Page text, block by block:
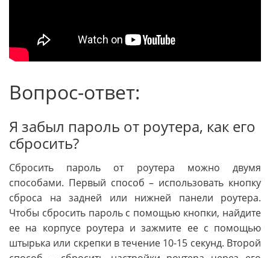
Вопрос-ответ:
Я забыл пароль от роутера, как его
сбросить?
Сбросить пароль от роутера можно двумя
способами. Первый способ – использовать кнопку
сброса на задней или нижней панели роутера.
Чтобы сбросить пароль с помощью кнопки, найдите
ее на корпусе роутера и зажмите ее с помощью
штырька или скрепки в течение 10-15 секунд. Второй